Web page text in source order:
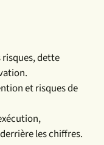
dette
et risques de
les chiffres.